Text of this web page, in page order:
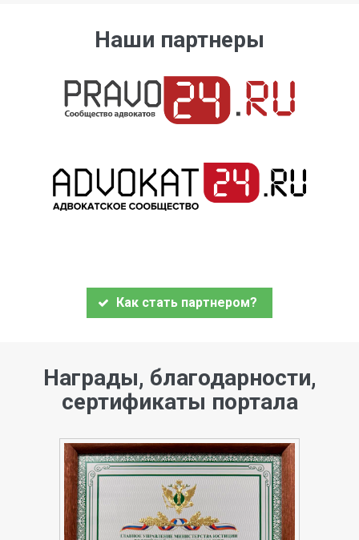
Наши партнеры
Как стать партнером?
Награды, благодарности,
сертификаты портала